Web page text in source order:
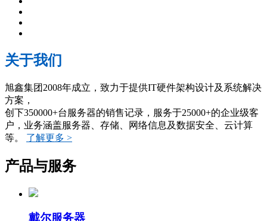
关于我们
旭鑫集团2008年成立，致力于提供IT硬件架构设计及系统解决
方案，
创下350000+台服务器的销售记录，服务于25000+的企业级客
户，业务涵盖服务器、存储、网络信息及数据安全、云计算
等。 了解更多 >
产品与服务
戴尔服务器